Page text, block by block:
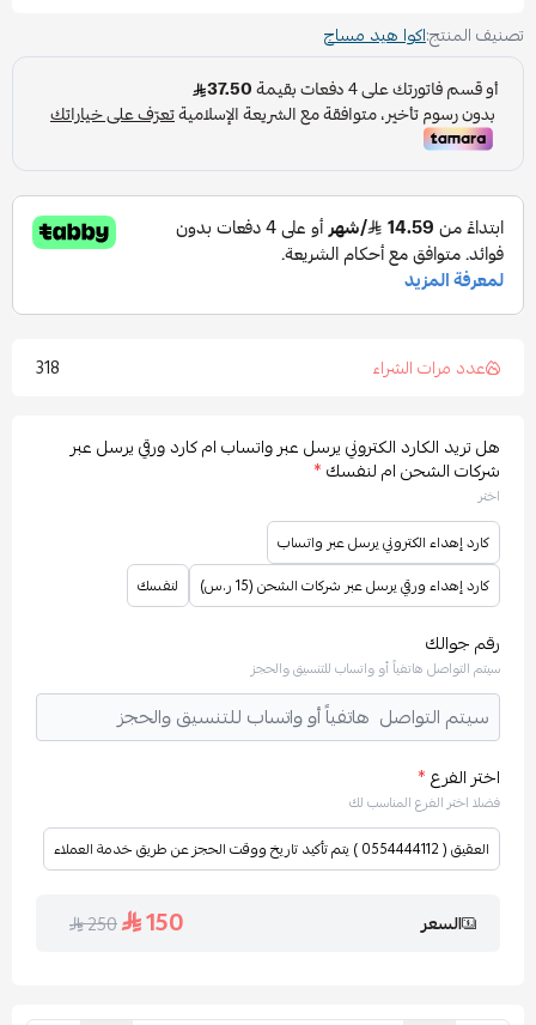
تصنيف المنتج:اكوا هيد مساج
عدد مرات الشراء 318
هل تريد الكارد الكتروني يرسل عبر واتساب ام كارد ورقي يرسل عبر
شركات الشحن ام لنفسك*
اختر
كارد إهداء الكتروني يرسل عبر واتساب
كارد إهداء ورقي يرسل عبر شركات الشحن (15 ر.س)
لنفسك
رقم جوالك
سيتم التواصل هاتفياً أو واتساب للتنسيق والحجز
اختر الفرع*
فضلا اختر الفرع المناسب لك
العقيق ( 0554444112 ) يتم تأكيد تاريخ ووقت الحجز عن طريق خدمة العملاء
السعر 150
250